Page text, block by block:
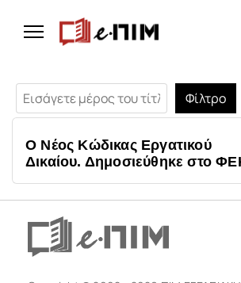
Εισάγετε μέρος του τίτλου.
Φίλτρο
Ο Νέος Κώδικας Εργατικού
Δικαίου. Δημοσιεύθηκε στο